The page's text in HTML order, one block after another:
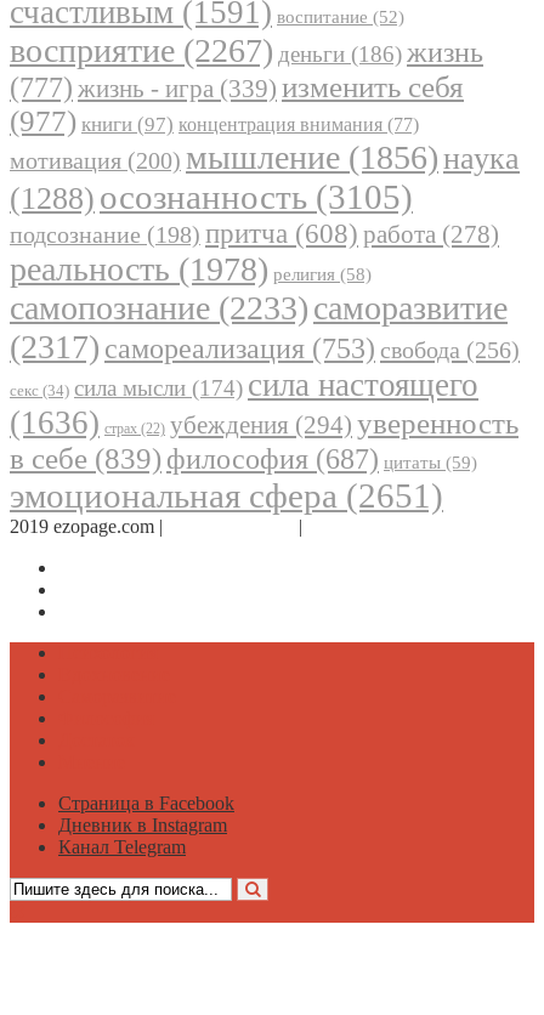
счастливым (1591) воспитание (52)
восприятие (2267) деньги (186)жизнь
(777) жизнь - игра (339) изменить себя
(977) книги (97) концентрация внимания (77)
мотивация (200) мышление (1856)наука
(1288) осознанность (3105)
подсознание (198) притча (608) работа (278)
реальность (1978) религия (58)
самопознание (2233)саморазвитие
(2317) самореализация (753) свобода (256)
секс (34) сила мысли (174) сила настоящего
(1636) страх (22) убеждения (294) уверенность
в себе (839) философия (687) цитаты (59)
эмоциональная сфера (2651)
2019 ezopage.com | |
Страница в Facebook
Дневник в Instagram
Канал Telegram